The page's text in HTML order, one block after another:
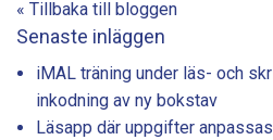
« Tillbaka till bloggen
Senaste inläggen
iMAL träning under läs- och
inkodning av ny bokstav
Läsapp där uppgifter